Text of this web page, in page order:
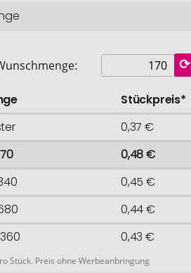
Stückpreis*
0,37 €
0,48 €
0,45 €
0,44 €
0,43 €
Stück. Preis ohne Werbeanbringung